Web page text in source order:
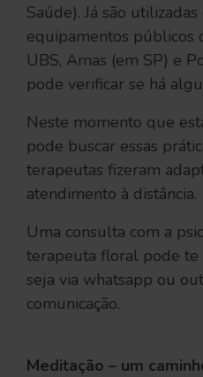
Saúde). Já são
equipamentos públicos
UBS, Amas (em SP) e
pode verificar se há
Neste momento que
pode buscar essas
terapeutas fizeram
atendimento à distância.
Uma consulta com a
terapeuta floral pode te
seja via whatsapp ou
comunicação.
Meditação – um